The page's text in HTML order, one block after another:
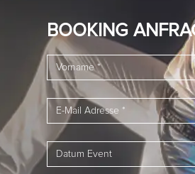
BOOKING